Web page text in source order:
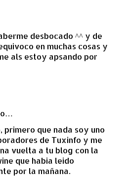
desbocado ^^ y de
en muchas cosas y
als estoy apsando por
primero que nada soy uno
de Tuxinfo y me
vuelta a tu blog con la
que habia leido
por la mañana.